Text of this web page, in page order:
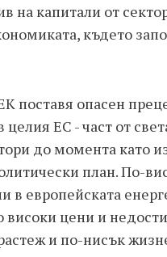
на капитали от
където
поставя опасен
целия ЕС - част от
до момента като
план. По-
в европейската
цени и
и по-нисък